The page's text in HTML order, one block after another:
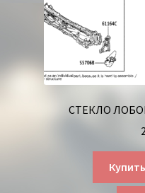
СТЕКЛО